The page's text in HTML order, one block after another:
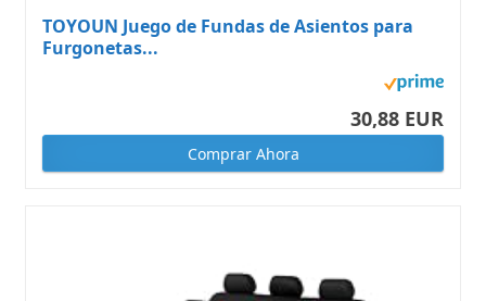
TOYOUN Juego de Fundas de Asientos para
Furgonetas...
30,88 EUR
Comprar Ahora